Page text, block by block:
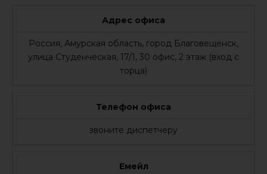
Адрес офиса
Россия, Амурская область, город Благовещенск,
улица Студенческая, 17/1, 30 офис, 2 этаж (вход с
торца)
Телефон офиса
звоните диспетчеру
Емейл